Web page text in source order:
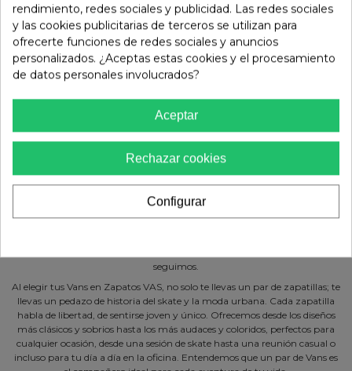
99,99 €
el skate se funden en cada par de Vans para hombre que ofrecemos.
Nuestra selección de calzado Vans celebra la libertad, la juventud y el
seguimos.
Al elegir tus Vans en Zapatos VAS, no solo te llevas un par de zapatillas; te
llevas un pedazo de historia del skate y la moda urbana. Cada zapatilla
habla de libertad, de sentirse joven y único. Ofrecemos desde los diseños
más clásicos y sobrios hasta los más audaces y coloridos, perfectos para
cualquier ocasión, desde una sesión de skate hasta una reunión casual o
incluso para tu día a día en la oficina. Entendemos que un par de Vans es
rendimiento, redes sociales y publicidad. Las redes sociales
y las cookies publicitarias de terceros se utilizan para
ofrecerte funciones de redes sociales y anuncios
personalizados. ¿Aceptas estas cookies y el procesamiento
de datos personales involucrados?
Aceptar
Rechazar cookies
Configurar